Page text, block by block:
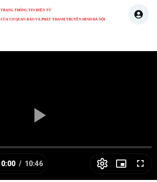
TRANG THÔNG TIN ĐIỆN TỬ
CỦA CƠ QUAN BÁO VÀ PHÁT THANH TRUYỀN HÌNH HÀ NỘI
Video
0:00 / 10:46
Picture-